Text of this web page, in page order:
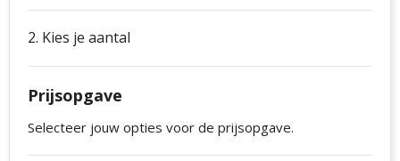
2. Kies je aantal
Prijsopgave
Selecteer jouw opties voor de prijsopgave.